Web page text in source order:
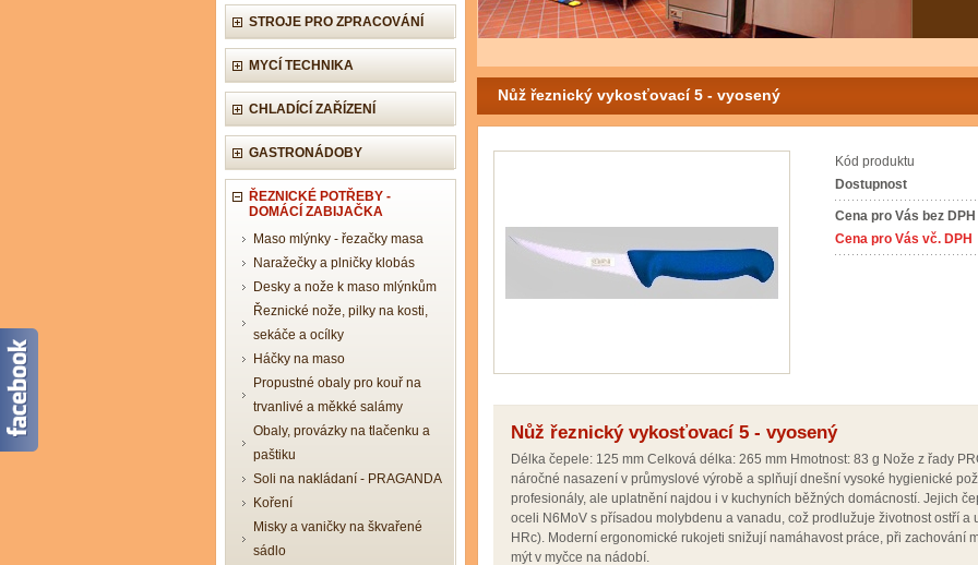
STROJE PRO ZPRACOVÁNÍ
MYCÍ TECHNIKA
CHLADÍCÍ ZAŘÍZENÍ
GASTRONÁDOBY
ŘEZNICKÉ POTŘEBY -
DOMÁCÍ ZABIJAČKA
Maso mlýnky - řezačky masa
Naražečky a plničky klobás
Desky a nože k maso mlýnkům
Řeznické nože, pilky na kosti,
sekáče a ocílky
Háčky na maso
Propustné obaly pro kouř na
trvanlivé a měkké salámy
Obaly, provázky na tlačenku a
paštiku
Soli na nakládaní - PRAGANDA
Koření
Misky a vaničky na škvařené
sádlo
Nůž řeznický vykosťovací 5 - vyosený
Kód produktu
Dostupnost
Cena pro Vás bez DPH
Cena pro Vás vč. DPH
Nůž řeznický vykosťovací 5 - vyosený
Délka čepele: 125 mm Celková délka: 265 mm Hmotnost: 83 g Nože z řady
náročné nasazení v průmyslové výrobě a splňují dnešní vysoké hygienické
profesionály, ale uplatnění najdou i v kuchyních běžných domácností. Jejich
oceli N6MoV s přísadou molybdenu a vanadu, což prodlužuje životnost ostří a
HRc). Moderní ergonomické rukojeti snižují namáhavost práce, při zachování
mýt v myčce na nádobí.